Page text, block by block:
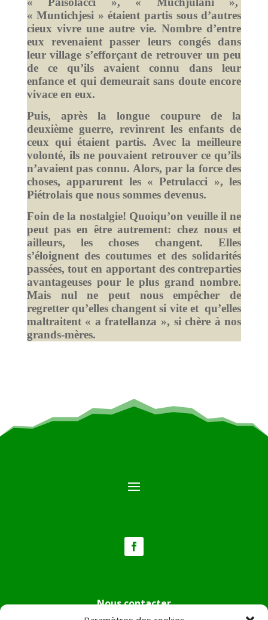
« Muntichjesi » étaient partis sous d’autres
cieux vivre une autre vie. Nombre d’entre
eux revenaient passer leurs congés dans
leur village s’efforçant de retrouver un peu
de ce qu’ils avaient connu dans leur
enfance et qui demeurait sans doute encore
vivace en eux.
Puis, après la longue coupure de la
deuxième guerre, revinrent les enfants de
ceux qui étaient partis. Avec la meilleure
volonté, ils ne pouvaient retrouver ce qu’ils
n’avaient pas connu. Alors, par la force des
choses, apparurent les « Petrulacci », les
Piétrolais que nous sommes devenus.
Foin de la nostalgie! Quoiqu’on veuille il ne
peut pas en être autrement: chez nous et
ailleurs, les choses changent. Elles
s’éloignent des coutumes et des solidarités
passées, tout en apportant des contreparties
avantageuses pour le plus grand nombre.
Mais nul ne peut nous empêcher de
regretter qu’elles changent si vite et qu’elles
maltraitent « a fratellanza », si chère à nos
grands-mères.
Nous contacter